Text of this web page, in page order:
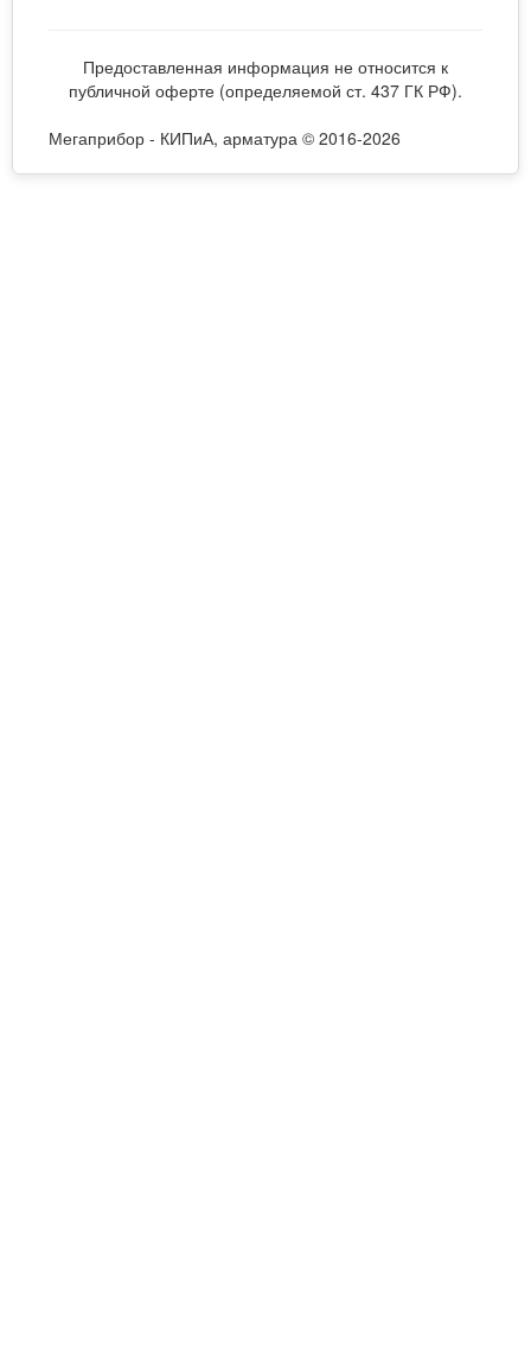
Предоставленная информация не относится к
публичной оферте (определяемой ст. 437 ГК РФ).
Мегаприбор - КИПиА, арматура © 2016-2026